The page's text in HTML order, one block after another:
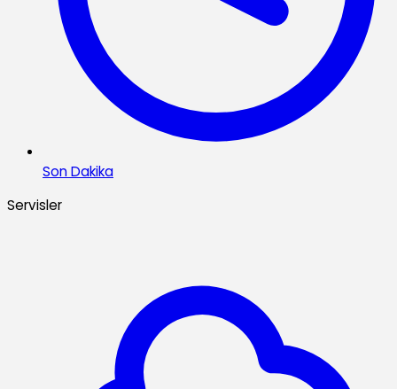
Son Dakika
Servisler